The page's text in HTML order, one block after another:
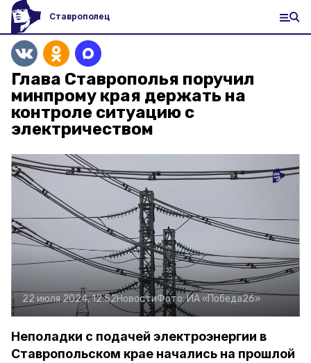
Ставрополец
Глава Ставрополья поручил
минпрому края держать на
контроле ситуацию с
электричеством
22 июля 2024, 12:52НовостиФото:ИА «Победа26»
Неполадки с подачей электроэнергии в
Ставропольском крае начались на прошлой